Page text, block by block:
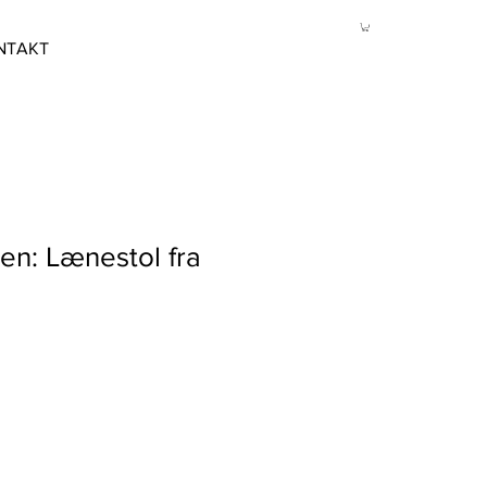
Lænestol fra